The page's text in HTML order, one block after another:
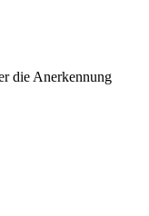
die Anerkennung